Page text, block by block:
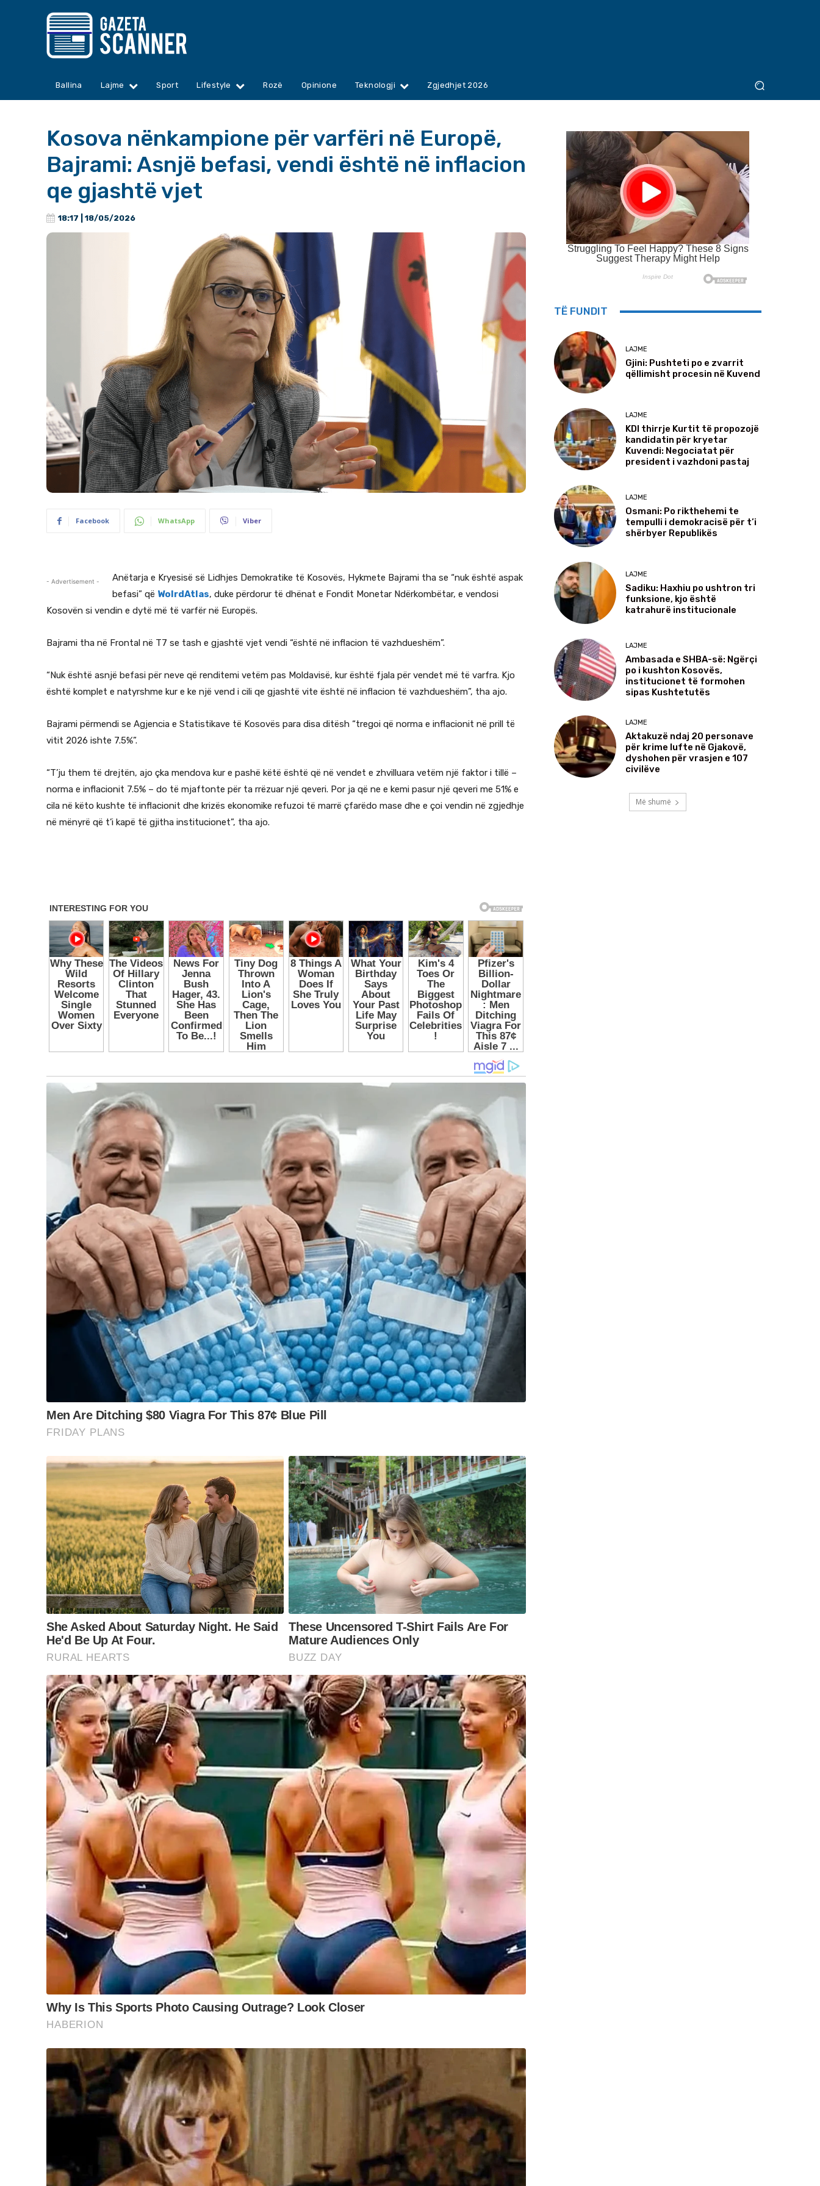
Ballina Lajme Sport Lifestyle Rozë Opinione Teknologji Zgjedhjet 2026
Kosova nënkampione për varfëri në Europë,
Bajrami: Asnjë befasi, vendi është në inflacion
qe gjashtë vjet
18:17 | 18/05/2026
Facebook WhatsApp Viber
- Advertisement -
Anëtarja e Kryesisë së Lidhjes Demokratike të Kosovës, Hykmete Bajrami tha se “nuk është aspak
befasi” që WolrdAtlas, duke përdorur të dhënat e Fondit Monetar Ndërkombëtar, e vendosi
Kosovën si vendin e dytë më të varfër në Europës.
Bajrami tha në Frontal në T7 se tash e gjashtë vjet vendi “është në inflacion të vazhdueshëm”.
“Nuk është asnjë befasi për neve që renditemi vetëm pas Moldavisë, kur është fjala për vendet më të varfra. Kjo
është komplet e natyrshme kur e ke një vend i cili qe gjashtë vite është në inflacion të vazhdueshëm”, tha ajo.
Bajrami përmendi se Agjencia e Statistikave të Kosovës para disa ditësh “tregoi që norma e inflacionit në prill të
vitit 2026 ishte 7.5%”.
“T’ju them të drejtën, ajo çka mendova kur e pashë këtë është që në vendet e zhvilluara vetëm një faktor i tillë –
norma e inflacionit 7.5% – do të mjaftonte për ta rrëzuar një qeveri. Por ja që ne e kemi pasur një qeveri me 51% e
cila në këto kushte të inflacionit dhe krizës ekonomike refuzoi të marrë çfarëdo mase dhe e çoi vendin në zgjedhje
në mënyrë që t’i kapë të gjitha institucionet”, tha ajo.
TË FUNDIT
LAJME
Gjini: Pushteti po e zvarrit
qëllimisht procesin në Kuvend
LAJME
KDI thirrje Kurtit të propozojë
kandidatin për kryetar
Kuvendi: Negociatat për
president i vazhdoni pastaj
LAJME
Osmani: Po rikthehemi te
tempulli i demokracisë për t’i
shërbyer Republikës
LAJME
Sadiku: Haxhiu po ushtron tri
funksione, kjo është
katrahurë institucionale
LAJME
Ambasada e SHBA-së: Ngërçi
po i kushton Kosovës,
institucionet të formohen
sipas Kushtetutës
LAJME
Aktakuzë ndaj 20 personave
për krime lufte në Gjakovë,
dyshohen për vrasjen e 107
civilëve
Më shumë